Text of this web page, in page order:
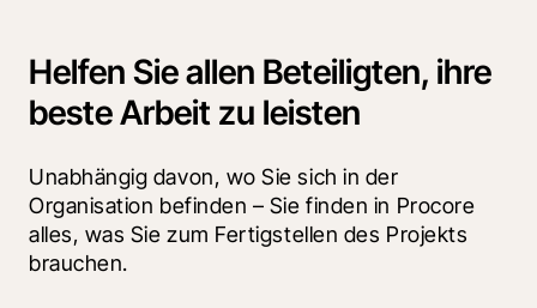
Helfen Sie allen Beteiligten, ihre
beste Arbeit zu leisten
Unabhängig davon, wo Sie sich in der
Organisation befinden – Sie finden in Procore
alles, was Sie zum Fertigstellen des Projekts
brauchen.